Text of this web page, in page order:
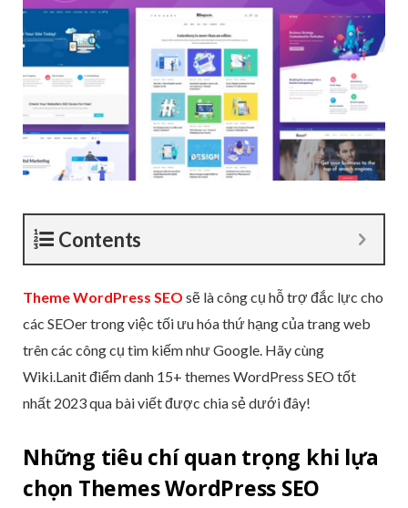
Contents
Theme WordPress SEO sẽ là công cụ hỗ trợ đắc lực cho
các SEOer trong việc tối ưu hóa thứ hạng của trang web
trên các công cụ tìm kiếm như Google. Hãy cùng
Wiki.Lanit điểm danh 15+ themes WordPress SEO tốt
nhất 2023 qua bài viết được chia sẻ dưới đây!
Những tiêu chí quan trọng khi lựa
chọn Themes WordPress SEO